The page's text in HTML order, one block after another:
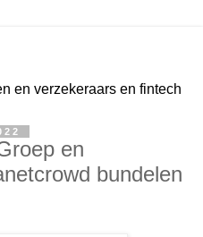
en verzekeraars en fintech
en
bundelen